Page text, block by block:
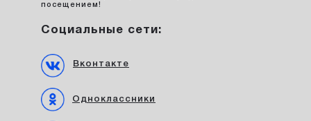
Одноклассники
Вконтакте
Социальные сети:
посещением!